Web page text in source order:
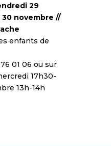
29
30 novembre //
enfants de
01 06 ou sur
17h30-
13h-14h